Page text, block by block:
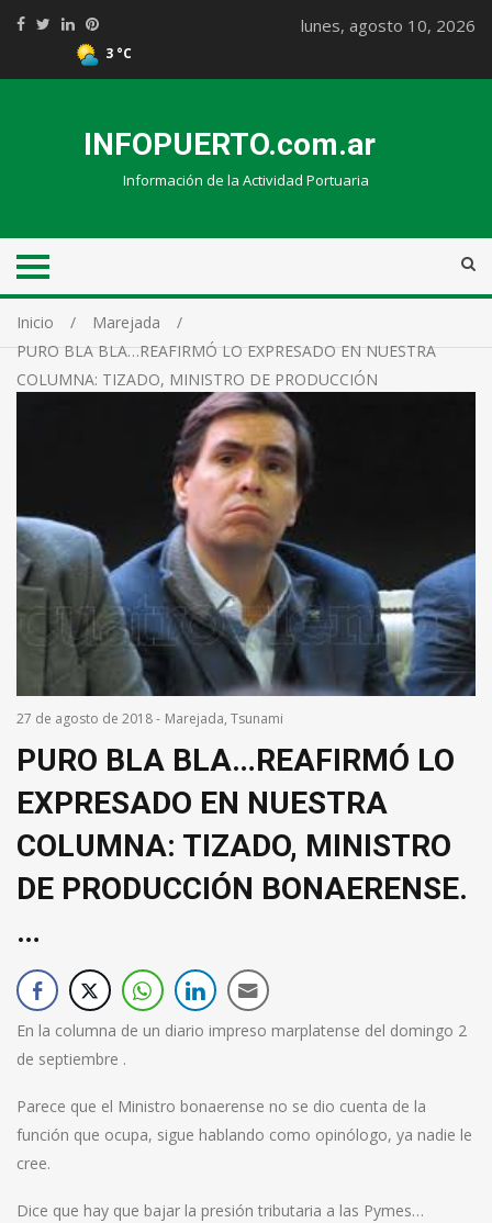
3 °C
lunes, agosto 10, 2026
INFOPUERTO.com.ar
Información de la Actividad Portuaria
Inicio
Marejada
PURO BLA BLA…REAFIRMÓ LO EXPRESADO EN NUESTRA
COLUMNA: TIZADO, MINISTRO DE PRODUCCIÓN
27 de agosto de 2018- Marejada, Tsunami
PURO BLA BLA…REAFIRMÓ LO
EXPRESADO EN NUESTRA
COLUMNA: TIZADO, MINISTRO
DE PRODUCCIÓN BONAERENSE.
…
En la columna de un diario impreso marplatense del domingo 2
de septiembre .
Parece que el Ministro bonaerense no se dio cuenta de la
función que ocupa, sigue hablando como opinólogo, ya nadie le
cree.
Dice que hay que bajar la presión tributaria a las Pymes…